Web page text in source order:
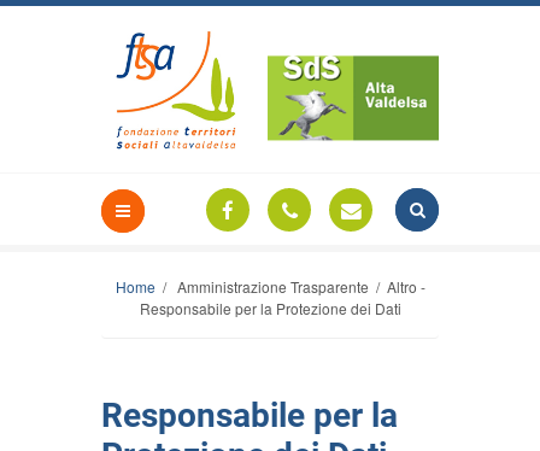
Home / Amministrazione Trasparente / Altro -
Responsabile per la Protezione dei Dati
Responsabile per la